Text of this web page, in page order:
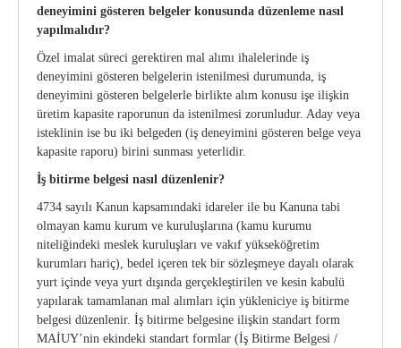
deneyimini gösteren belgeler konusunda düzenleme nasıl
yapılmalıdır?
Özel imalat süreci gerektiren mal alımı ihalelerinde iş
deneyimini gösteren belgelerin istenilmesi durumunda, iş
deneyimini gösteren belgelerle birlikte alım konusu işe ilişkin
üretim kapasite raporunun da istenilmesi zorunludur. Aday veya
isteklinin ise bu iki belgeden (iş deneyimini gösteren belge veya
kapasite raporu) birini sunması yeterlidir.
İş bitirme belgesi nasıl düzenlenir?
4734 sayılı Kanun kapsamındaki idareler ile bu Kanuna tabi
olmayan kamu kurum ve kuruluşlarına (kamu kurumu
niteliğindeki meslek kuruluşları ve vakıf yükseköğretim
kurumları hariç), bedel içeren tek bir sözleşmeye dayalı olarak
yurt içinde veya yurt dışında gerçekleştirilen ve kesin kabulü
yapılarak tamamlanan mal alımları için yükleniciye iş bitirme
belgesi düzenlenir. İş bitirme belgesine ilişkin standart form
MAİUY’nin ekindeki standart formlar (İş Bitirme Belgesi /